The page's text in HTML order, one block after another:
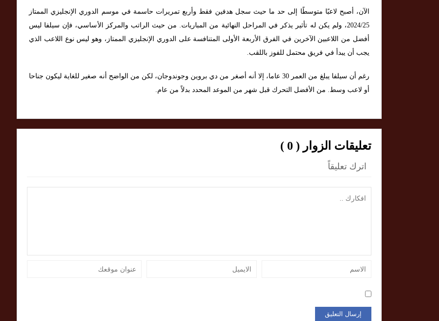
الآن، أصبح لاعبًا متوسطًا إلى حد ما حيث سجل هدفين فقط وأربع تمريرات حاسمة في موسم الدوري الإنجليزي الممتاز
2024/25، ولم يكن له تأثير يذكر في المراحل النهائية من المباريات. من حيث الراتب والمركز الأساسي، فإن سيلفا ليس
أفضل من اللاعبين الآخرين في الفرق الأربعة الأولى المتنافسة على الدوري الإنجليزي الممتاز، وهو ليس نوع اللاعب الذي
يجب أن يبدأ في فريق محتمل للفوز باللقب.
رغم أن سيلفا يبلغ من العمر 30 عاما، إلا أنه أصغر من دي بروين وجوندوجان، لكن من الواضح أنه صغير للغاية ليكون جناحا
أو لاعب وسط. من الأفضل التحرك قبل شهر من الموعد المحدد بدلاً من عام.
تعليقات الزوار ( 0 )
اترك تعليقاً